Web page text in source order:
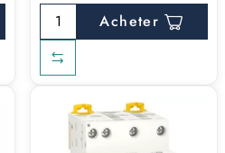
Acheter